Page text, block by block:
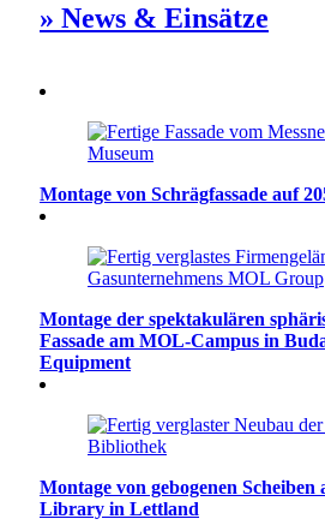
» News & Einsätze
Montage von Schrägfassade auf
Montage der spektakulären
Fassade am MOL-Campus in
Equipment
Montage von gebogenen Scheiben
Library in Lettland